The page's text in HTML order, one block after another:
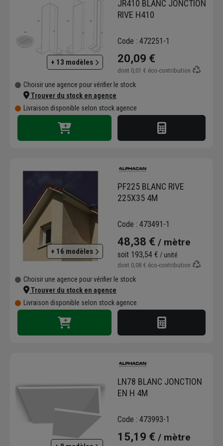
apportent une réponse adaptée et qualitative
+ 13 modèles
JR410 BLANC JONCTION
RIVE H410
Code : 472251-1
20,09 €
dont 0,01 € éco-contribution
Choisir une agence pour vérifier le stock
Trouver du stock en agence
Livraison disponible selon stock agence
+ 16 modèles
PF225 BLANC RIVE
225X35 4M
Code : 473491-1
48,38 € / mètre
soit 193,54 € / unité
dont 0,08 € éco-contribution
Choisir une agence pour vérifier le stock
Trouver du stock en agence
Livraison disponible selon stock agence
LN78 BLANC JONCTION
EN H 4M
Code : 473993-1
15,19 € / mètre